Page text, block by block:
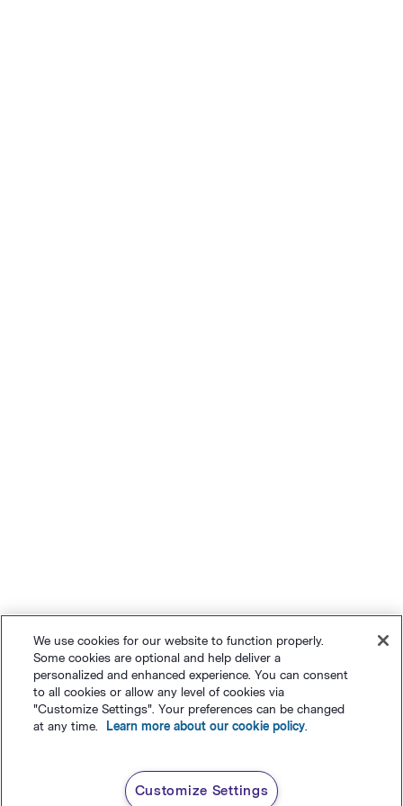
We use cookies for our website to function properly.
Some cookies are optional and help deliver a
personalized and enhanced experience. You can consent
to all cookies or allow any level of cookies via
"Customize Settings". Your preferences can be changed
at any time.
Learn more about our cookie policy.
Customize Settings